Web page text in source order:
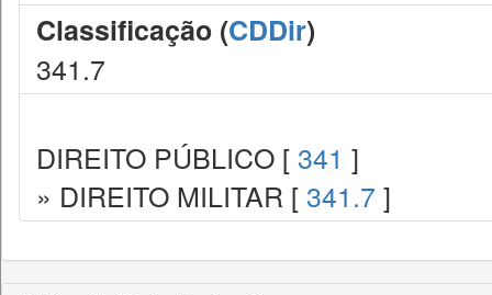
Classificação (CDDir)
341.7
DIREITO PÚBLICO [ 341 ]
» DIREITO MILITAR [ 341.7 ]